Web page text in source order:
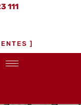
111
]